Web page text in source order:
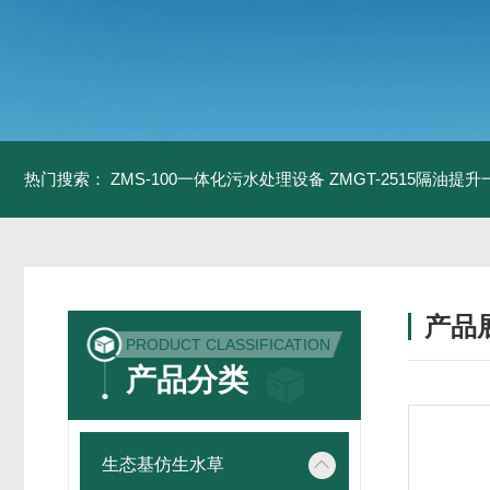
热门搜索： ZMS-100一体化污水处理设备 ZMGT-2515隔油提升
PRODUCT CLASSIFICATION
产品分类
生态基仿生水草
产品